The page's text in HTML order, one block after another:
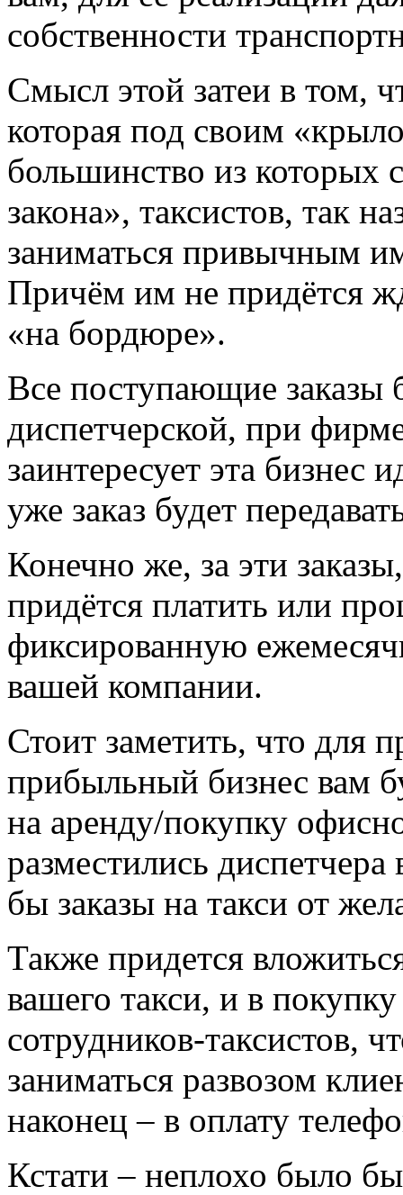
собственности
Смысл этой затеи в том,
которая под своим
большинство из которых
закона», таксистов, так
заниматься привычным
Причём им не придётся
«на бордюре».
Все поступающие заказы
диспетчерской, при
заинтересует эта бизнес
уже заказ будет
Конечно же, за эти
придётся платить или
фиксированную
вашей компании.
Стоит заметить, что для
прибыльный бизнес вам
на аренду/покупку
разместились
бы заказы на такси от
Также придется
вашего такси, и в
сотрудников-таксистов,
заниматься развозом
наконец – в оплату
Кстати – неплохо было